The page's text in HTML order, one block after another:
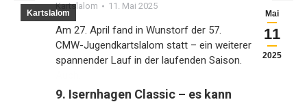
Mai
11
2025
Kartslalom
Kartslalom 11. Mai 2025
Am 27. April fand in Wunstorf der 57.
CMW-Jugendkartslalom statt – ein weiterer
spannender Lauf in der laufenden Saison.
9. Isernhagen Classic – es kann